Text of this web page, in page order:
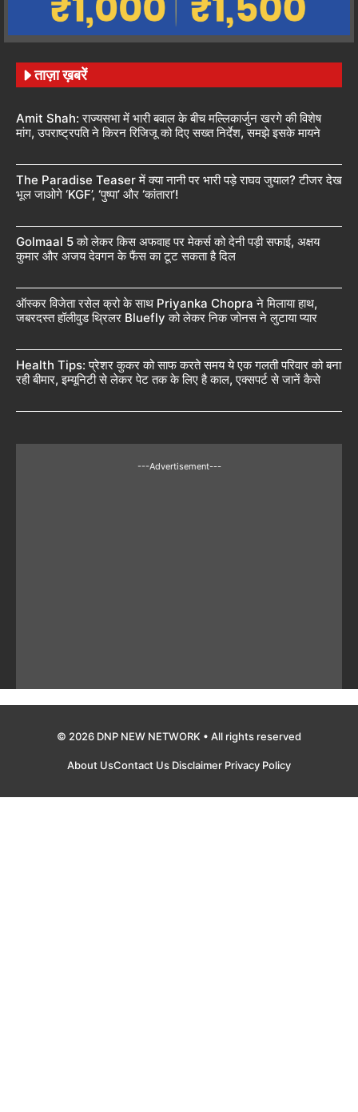
ताज़ा ख़बरें
Amit Shah: राज्यसभा में भारी बवाल के बीच मल्लिकार्जुन खरगे की विशेष
मांग, उपराष्ट्रपति ने किरन रिजिजू को दिए सख्त निर्देश, समझे इसके मायने
The Paradise Teaser में क्या नानी पर भारी पड़े राघव जुयाल? टीजर देख
भूल जाओगे ‘KGF’, ‘पुष्पा’ और ‘कांतारा’!
Golmaal 5 को लेकर किस अफवाह पर मेकर्स को देनी पड़ी सफाई, अक्षय
कुमार और अजय देवगन के फैंस का टूट सकता है दिल
ऑस्कर विजेता रसेल क्रो के साथ Priyanka Chopra ने मिलाया हाथ,
जबरदस्त हॉलीवुड थ्रिलर Bluefly को लेकर निक जोनस ने लुटाया प्यार
Health Tips: प्रेशर कुकर को साफ करते समय ये एक गलती परिवार को बना
रही बीमार, इम्यूनिटी से लेकर पेट तक के लिए है काल, एक्सपर्ट से जानें कैसे
---Advertisement---
© 2026 DNP NEW NETWORK • All rights reserved
About UsContact Us Disclaimer Privacy Policy